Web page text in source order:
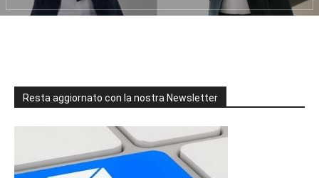
Resta aggiornato con la nostra Newsletter